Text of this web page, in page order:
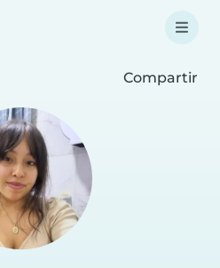
Compartir